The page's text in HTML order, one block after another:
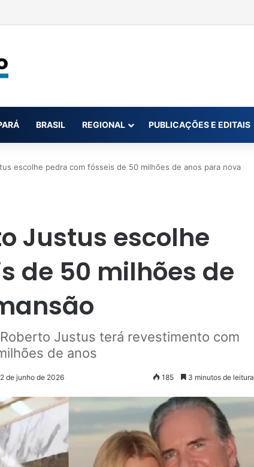
a atuar por 180 dias na Terra Indígena Sararé, em MT
BRASIL REGIONAL PUBLICAÇÕES E EDITAIS
escolhe pedra com fósseis de 50 milhões de anos para nova
Justus escolhe
de 50 milhões de
Justus terá revestimento com
de anos
de junho de 2026 185 3 minutos de leitura